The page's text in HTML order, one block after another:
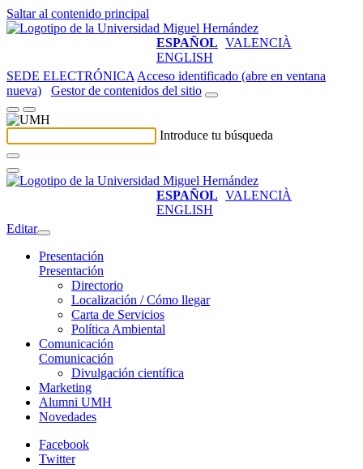
Saltar al contenido principal
ESPAÑOL VALENCIÀ
ENGLISH
SEDE ELECTRÓNICA Acceso identificado (abre en ventana
nueva)
Gestor de contenidos del sitio
Introduce tu búsqueda
ESPAÑOL VALENCIÀ
ENGLISH
Editar
Presentación
Presentación
Directorio
Localización / Cómo llegar
Carta de Servicios
Política Ambiental
Comunicación
Comunicación
Divulgación científica
Marketing
Alumni UMH
Novedades
Facebook
Twitter